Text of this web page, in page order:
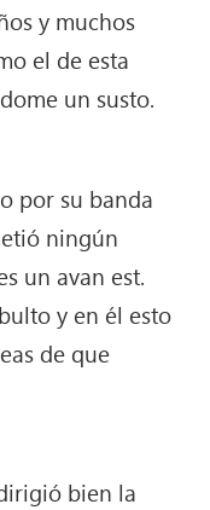
y muchos
el de esta
un susto.
por su banda
ningún
un avan est.
y en él esto
de que
bien la